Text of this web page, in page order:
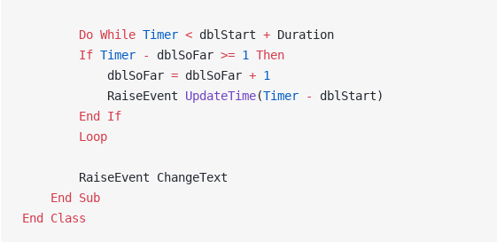
        Do
While Timer < dblStart + Duration
        If
Timer - dblSoFar >= 1
Then
            dblSoFar
= dblSoFar + 1
            RaiseEvent
UpdateTime(Timer -
dblStart)
        End If
        Loop
        RaiseEvent ChangeText
    End Sub
End Class